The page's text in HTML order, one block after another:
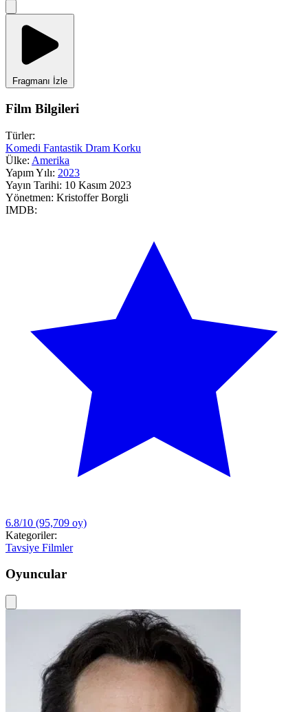
Fragmanı İzle
Film Bilgileri
Türler:
Komedi Fantastik Dram Korku
Ülke: Amerika
Yapım Yılı: 2023
Yayın Tarihi: 10 Kasım 2023
Yönetmen: Kristoffer Borgli
IMDB:
6.8/10 (95,709 oy)
Kategoriler:
Tavsiye Filmler
Oyuncular